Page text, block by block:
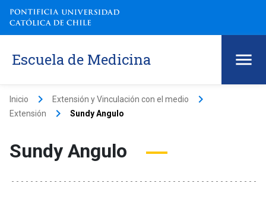
Escuela de Medicina
Inicio keyboard_arrow_right Extensión y Vinculación con el medio keyboard_arrow_right
Extensión keyboard_arrow_right Sundy Angulo
Sundy Angulo